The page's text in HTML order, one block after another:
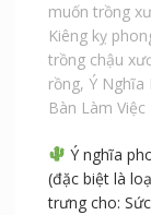
muốn trồng
Kiêng kỵ
trồng chậu
rồng, Ý Nghĩa
Bàn Làm Việc
Ý nghĩa
(đặc biệt là
trưng cho: